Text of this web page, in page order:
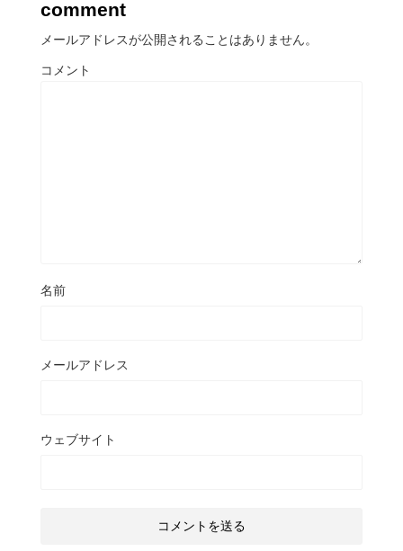
comment
メールアドレスが公開されることはありません。
コメント
名前
メールアドレス
ウェブサイト